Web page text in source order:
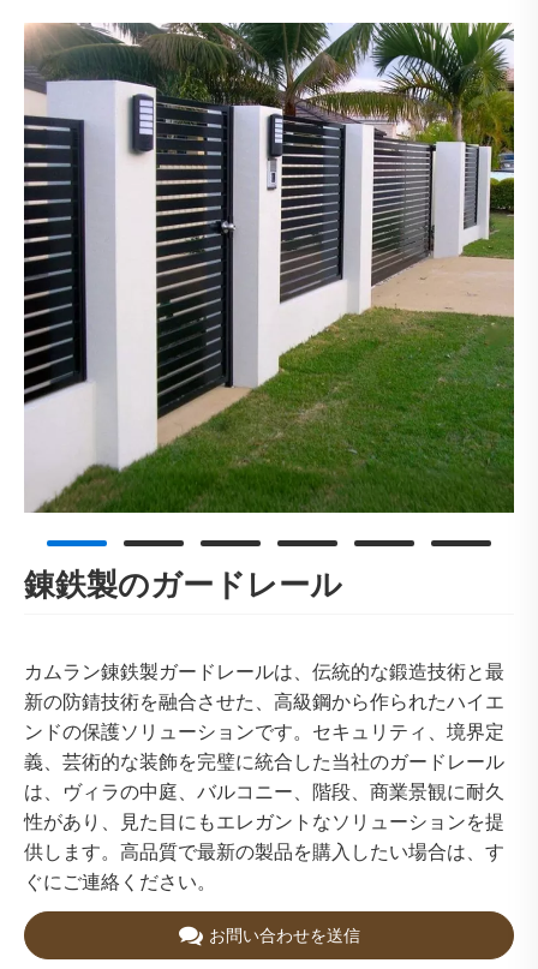
錬鉄製のガードレール
カムラン錬鉄製ガードレールは、伝統的な鍛造技術と最
新の防錆技術を融合させた、高級鋼から作られたハイエ
ンドの保護ソリューションです。セキュリティ、境界定
義、芸術的な装飾を完璧に統合した当社のガードレール
は、ヴィラの中庭、バルコニー、階段、商業景観に耐久
性があり、見た目にもエレガントなソリューションを提
供します。高品質で最新の製品を購入したい場合は、す
ぐにご連絡ください。
お問い合わせを送信